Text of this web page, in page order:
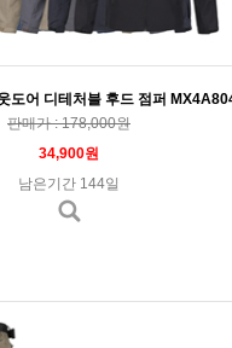
도어 디테처블 후드 점퍼
판매가 : 178,000원
34,900원
남은기간 144일